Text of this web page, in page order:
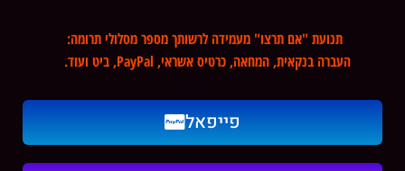
תנועת "אם תרצו" מעמידה לרשותך מספר מסלולי תרומה:
העברה בנקאית, המחאה, כרטיס אשראי, PayPal, ביט ועוד.
פייפאל